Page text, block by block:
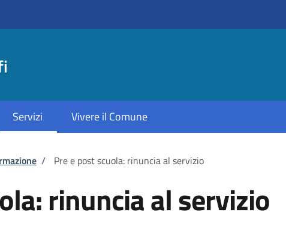
Servizi Vivere il Comune
/ Pre e post scuola: rinuncia al servizio
rinuncia al servizio